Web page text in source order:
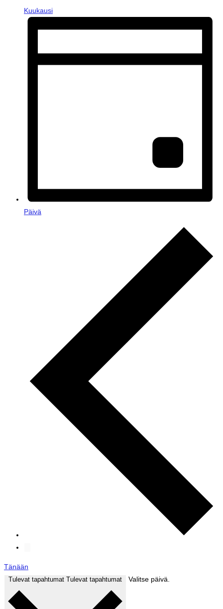
Kuukausi
Päivä
Tänään
Tulevat tapahtumat Tulevat tapahtumat Valitse päivä.